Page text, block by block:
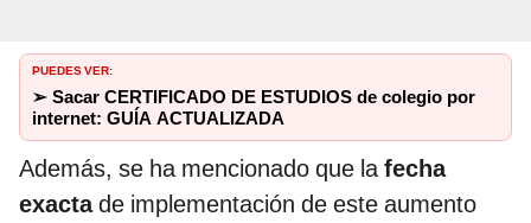
PUEDES VER:
➢ Sacar CERTIFICADO DE ESTUDIOS de colegio por
internet: GUÍA ACTUALIZADA
Además, se ha mencionado que la fecha
exactade implementación de este aumento